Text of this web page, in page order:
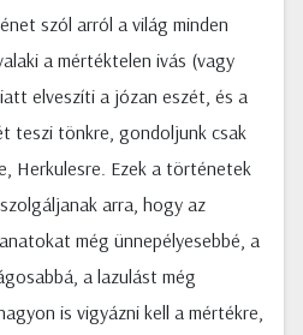
szól arról a világ minden
a mértéktelen ivás (vagy
elveszíti a józan eszét, és a
teszi tönkre, gondoljunk csak
Herkulesre. Ezek a történetek
arra, hogy az
még ünnepélyesebbé, a
a lazulást még
is vigyázni kell a mértékre,